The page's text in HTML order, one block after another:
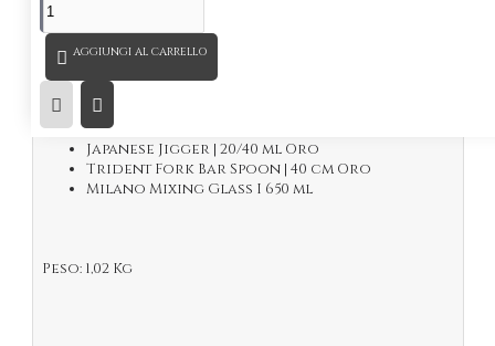
AGGIUNGI AL CARRELLO
DESCRIZIONE
Il Kit da Barman Oro comprende:
Chrono 550 | Shaker Parisienne | 550 ml Oro
Opener Apribottiglie | Oro
Japanese Jigger | 20/40 ml Oro
Trident Fork Bar Spoon | 40 cm Oro
Milano Mixing Glass I 650 ml
Peso: 1,02 Kg